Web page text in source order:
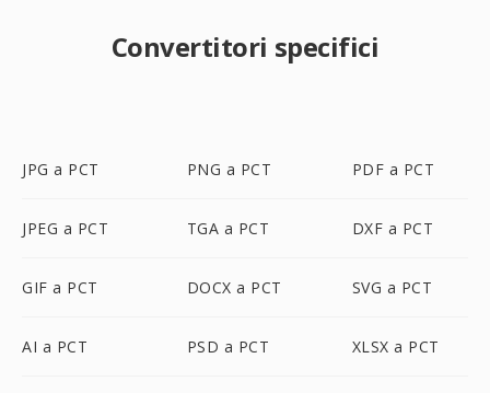
Convertitori specifici
JPG a PCT PNG a PCT PDF a PCT
JPEG a PCT TGA a PCT DXF a PCT
GIF a PCT DOCX a PCT SVG a PCT
AI a PCT PSD a PCT XLSX a PCT